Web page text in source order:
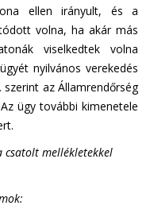
ellen irányult, és a
volna, ha akár más
viselkedtek volna
nyilvános verekedés
az Államrendőrség
ügy további kimenetele
mellékletekkel